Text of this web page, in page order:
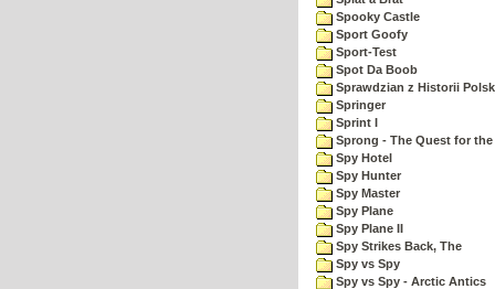
Spooky Castle
Sport Goofy
Sport-Test
Spot Da Boob
Sprawdzian z Historii
Springer
Sprint I
Sprong - The Quest for
Spy Hotel
Spy Hunter
Spy Master
Spy Plane
Spy Plane II
Spy Strikes Back, The
Spy vs Spy
Spy vs Spy - Arctic Antics